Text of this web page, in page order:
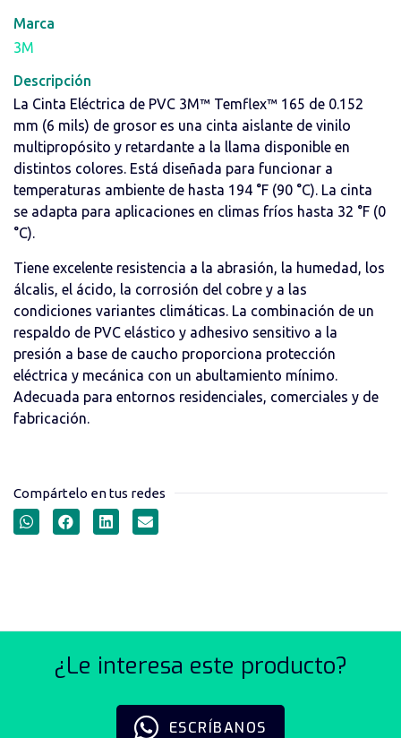
Marca
3M
Descripción
La Cinta Eléctrica de PVC 3M™️ Temflex™️ 165 de 0.152
mm (6 mils) de grosor es una cinta aislante de vinilo
multipropósito y retardante a la llama disponible en
distintos colores. Está diseñada para funcionar a
temperaturas ambiente de hasta 194 °F (90 °C). La cinta
se adapta para aplicaciones en climas fríos hasta 32 °F (0
°C).
Tiene excelente resistencia a la abrasión, la humedad, los
álcalis, el ácido, la corrosión del cobre y a las
condiciones variantes climáticas. La combinación de un
respaldo de PVC elástico y adhesivo sensitivo a la
presión a base de caucho proporciona protección
eléctrica y mecánica con un abultamiento mínimo.
Adecuada para entornos residenciales, comerciales y de
fabricación.
Compártelo en tus redes
¿Le interesa este producto?
ESCRÍBANOS